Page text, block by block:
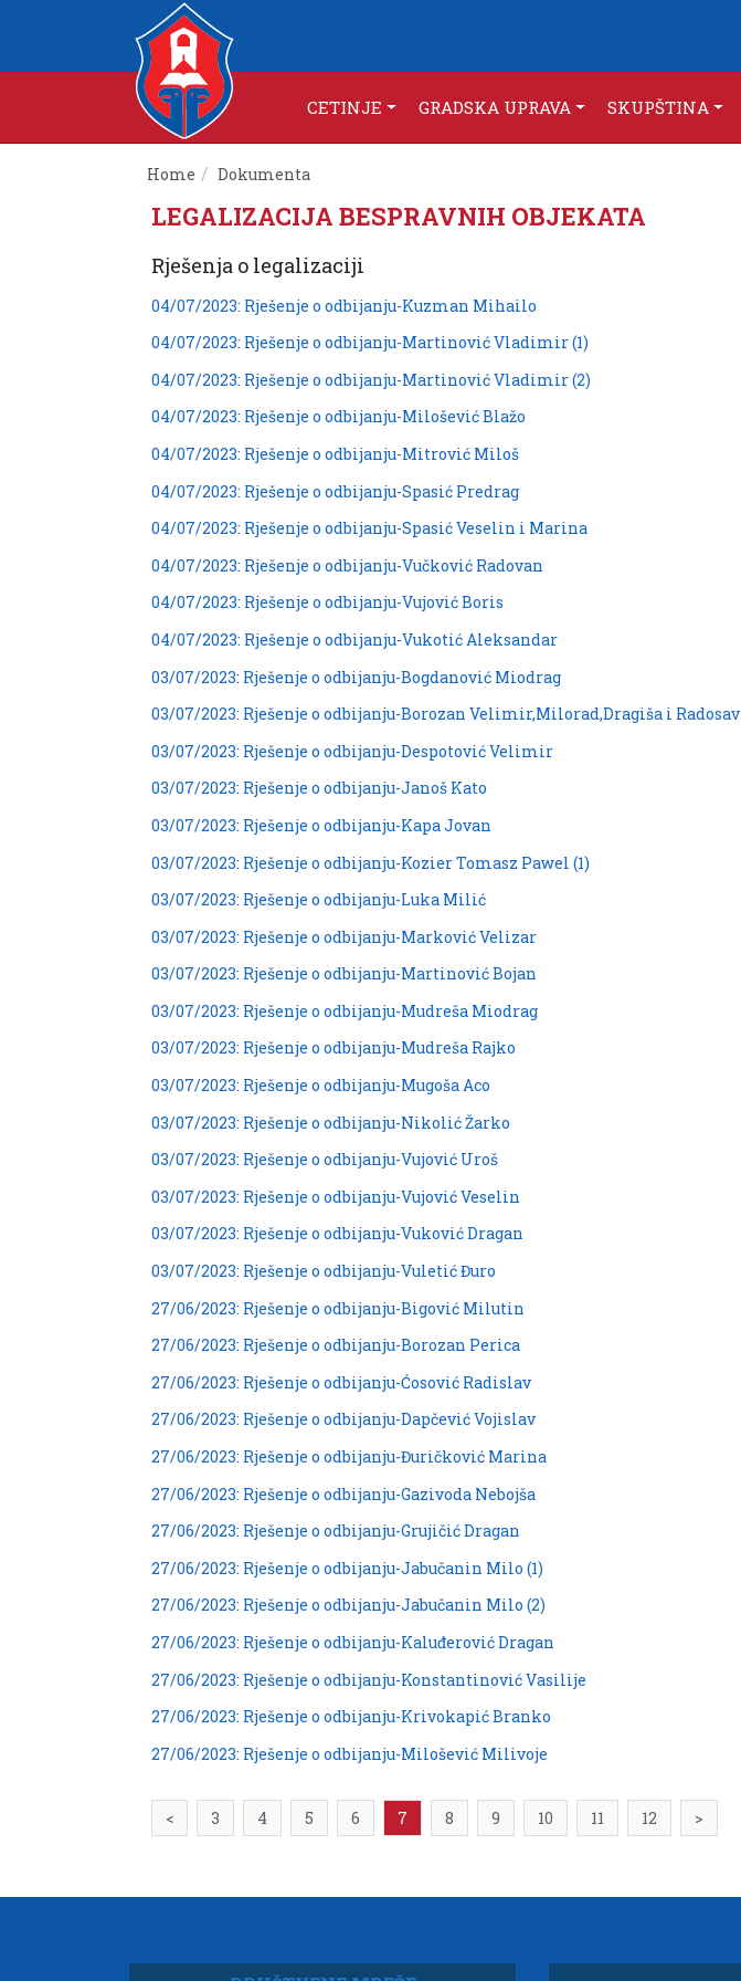
CETINJE GRADSKA UPRAVA SKUPŠTINA
Home Dokumenta
LEGALIZACIJA BESPRAVNIH OBJEKATA
Rješenja o legalizaciji
04/07/2023: Rješenje o odbijanju-Kuzman Mihailo
04/07/2023: Rješenje o odbijanju-Martinović Vladimir (1)
04/07/2023: Rješenje o odbijanju-Martinović Vladimir (2)
04/07/2023: Rješenje o odbijanju-Milošević Blažo
04/07/2023: Rješenje o odbijanju-Mitrović Miloš
04/07/2023: Rješenje o odbijanju-Spasić Predrag
04/07/2023: Rješenje o odbijanju-Spasić Veselin i Marina
04/07/2023: Rješenje o odbijanju-Vučković Radovan
04/07/2023: Rješenje o odbijanju-Vujović Boris
04/07/2023: Rješenje o odbijanju-Vukotić Aleksandar
03/07/2023: Rješenje o odbijanju-Bogdanović Miodrag
03/07/2023: Rješenje o odbijanju-Borozan Velimir,Milorad,Dragiša i Radosav
03/07/2023: Rješenje o odbijanju-Despotović Velimir
03/07/2023: Rješenje o odbijanju-Janoš Kato
03/07/2023: Rješenje o odbijanju-Kapa Jovan
03/07/2023: Rješenje o odbijanju-Kozier Tomasz Pawel (1)
03/07/2023: Rješenje o odbijanju-Luka Milić
03/07/2023: Rješenje o odbijanju-Marković Velizar
03/07/2023: Rješenje o odbijanju-Martinović Bojan
03/07/2023: Rješenje o odbijanju-Mudreša Miodrag
03/07/2023: Rješenje o odbijanju-Mudreša Rajko
03/07/2023: Rješenje o odbijanju-Mugoša Aco
03/07/2023: Rješenje o odbijanju-Nikolić Žarko
03/07/2023: Rješenje o odbijanju-Vujović Uroš
03/07/2023: Rješenje o odbijanju-Vujović Veselin
03/07/2023: Rješenje o odbijanju-Vuković Dragan
03/07/2023: Rješenje o odbijanju-Vuletić Đuro
27/06/2023: Rješenje o odbijanju-Bigović Milutin
27/06/2023: Rješenje o odbijanju-Borozan Perica
27/06/2023: Rješenje o odbijanju-Ćosović Radislav
27/06/2023: Rješenje o odbijanju-Dapčević Vojislav
27/06/2023: Rješenje o odbijanju-Đuričković Marina
27/06/2023: Rješenje o odbijanju-Gazivoda Nebojša
27/06/2023: Rješenje o odbijanju-Grujičić Dragan
27/06/2023: Rješenje o odbijanju-Jabučanin Milo (1)
27/06/2023: Rješenje o odbijanju-Jabučanin Milo (2)
27/06/2023: Rješenje o odbijanju-Kaluđerović Dragan
27/06/2023: Rješenje o odbijanju-Konstantinović Vasilije
27/06/2023: Rješenje o odbijanju-Krivokapić Branko
27/06/2023: Rješenje o odbijanju-Milošević Milivoje
< 3 4 5 6 7 8 9 10 11 12 >